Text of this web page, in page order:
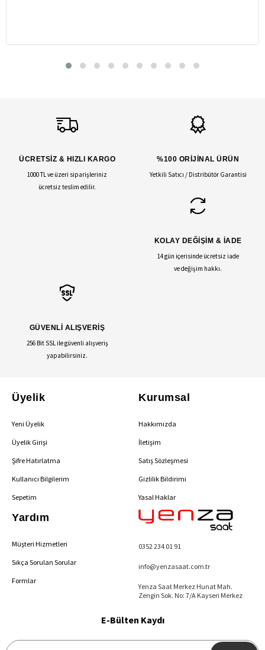
ÜCRETSİZ & HIZLI KARGO
1000 TL ve üzeri siparişleriniz
ücretsiz teslim edilir.
%100 ORİJİNAL ÜRÜN
Yetkili Satıcı / Distribütör Garantisi
KOLAY DEĞİŞİM & İADE
14 gün içerisinde ücretsiz iade
ve değişim hakkı.
GÜVENLİ ALIŞVERİŞ
256 Bit SSL ile güvenli alışveriş
yapabilirsiniz.
Üyelik
Yeni Üyelik
Üyelik Girişi
Şifre Hatırlatma
Kullanıcı Bilgilerim
Sepetim
Kurumsal
Hakkımızda
İletişim
Satış Sözleşmesi
Gizlilik Bildirimi
Yasal Haklar
Yardım
Müşteri Hizmetleri
Sıkça Sorulan Sorular
Formlar
0352 234 01 91
info@yenzasaat.com.tr
Yenza Saat Merkez Hunat Mah.
Zengin Sok. No: 7/A Kayseri Merkez
E-Bülten Kaydı